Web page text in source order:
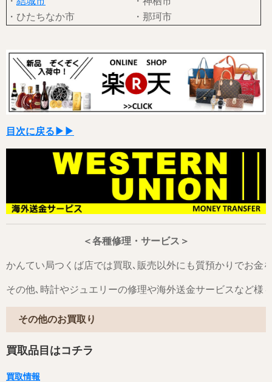
・ひたちなか市
・那珂市
目次に戻る▶▶
＜各種修理・サービス＞
かんてい局つくば店では買取､販売以外にも質預かりでお金
その他､時計やジュエリーの修理や海外送金サービスなど様
その他のお買取り
買取品目はコチラ
買取情報